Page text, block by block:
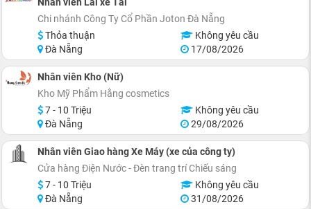
Chi nhánh Công Ty Cổ Phần Joton Đà Nẵng
Thỏa thuận
Không yêu cầu
Đà Nẵng
17/08/2026
Nhân viên Kho (Nữ)
Kho Mỹ Phẩm Hằng cosmetics
7 - 10 Triệu
Không yêu cầu
Đà Nẵng
29/08/2026
Nhân viên Giao hàng Xe Máy (xe của công ty)
Cửa hàng Điện Nước - Đèn trang trí Chiếu sáng
7 - 10 Triệu
Không yêu cầu
Đà Nẵng
31/08/2026